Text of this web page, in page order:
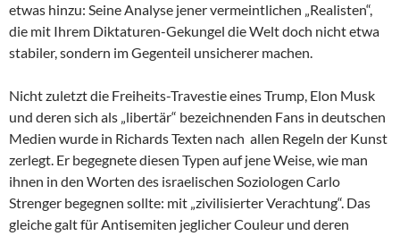
etwas hinzu: Seine Analyse jener vermeintlichen „Realisten“,
die mit Ihrem Diktaturen-Gekungel die Welt doch nicht etwa
stabiler, sondern im Gegenteil unsicherer machen.
Nicht zuletzt die Freiheits-Travestie eines Trump, Elon Musk
und deren sich als „libertär“ bezeichnenden Fans in deutschen
Medien wurde in Richards Texten nach allen Regeln der Kunst
zerlegt. Er begegnete diesen Typen auf jene Weise, wie man
ihnen in den Worten des israelischen Soziologen Carlo
Strenger begegnen sollte: mit „zivilisierter Verachtung“. Das
gleiche galt für Antisemiten jeglicher Couleur und deren